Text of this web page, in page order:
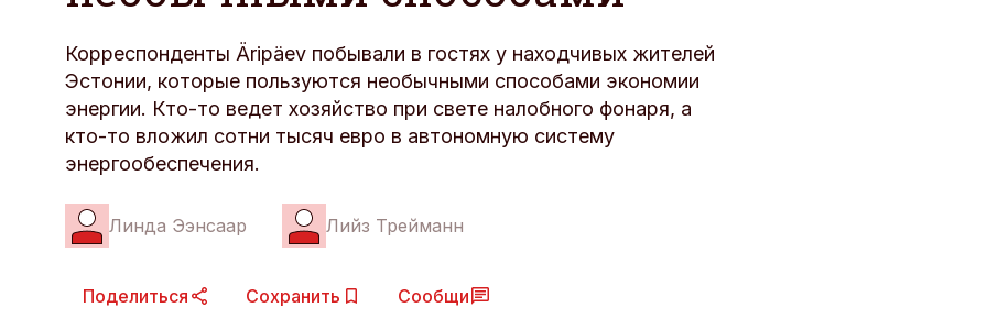
Корреспонденты Äripäev побывали в гостях у находчивых жителей
Эстонии, которые пользуются необычными способами экономии
энергии. Кто-то ведет хозяйство при свете налобного фонаря, а
кто-то вложил сотни тысяч евро в автономную систему
энергообеспечения.
Линда Ээнсаар Лийз Трейманн
Поделиться Сохранить Сообщи